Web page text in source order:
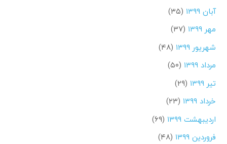
آبان ۱۳۹۹
(۳۵)
مهر ۱۳۹۹
(۳۷)
شهریور ۱۳۹۹
(۴۸)
مرداد ۱۳۹۹
(۵۰)
تیر ۱۳۹۹
(۲۹)
خرداد ۱۳۹۹
(۲۳)
اردیبهشت ۱۳۹۹
(۶۹)
فروردین ۱۳۹۹
(۴۸)